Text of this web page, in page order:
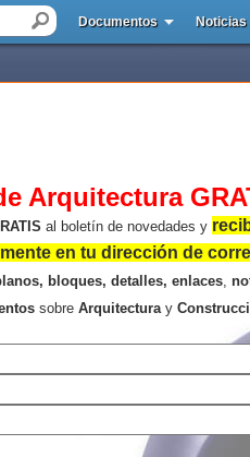
Documentos Noticias
: Moorhead
Resultados
Arquitectura
al boletín de novedades y
en tu dirección de
bloques, detalles, enlaces,
sobre Arquitecturay